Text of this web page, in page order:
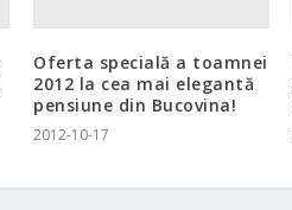
Oferta specială a toamnei
2012 la cea mai elegantă
pensiune din Bucovina!
2012-10-17